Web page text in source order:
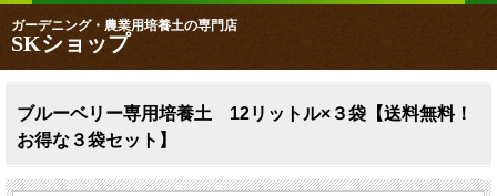
ガーデニング・農業用培養土の専門店
SKショップ
ブルーベリー専用培養土 12リットル×３袋【送料無料！
お得な３袋セット】